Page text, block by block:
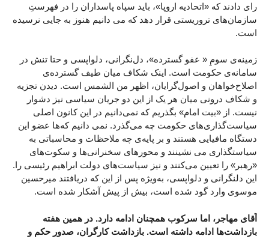
رای دادند که «اتحادیه اروپا»، باید سپاه پاسداران را در فهرستِ
سازمان‌های تروریستی قرار دهد که می دانیم هنوز به جایی نرسیده
است.
زمینه‌ی سومِ « عفو گسترده»، دل‌نگرانی، دلواپسی و حتا تنش در
سامانه‌ی حکومت است. اینک شکاف میان طیف گسترده‌ی
اصلاح‌خواهان و اصول‌گرایان، اظهر من الشمس است. دیدن تجزیه‌
و شکاف درونی میان هر یک از این دو جریان سیاسی نیز دشوار
نیست. از «بیت امام» بگذریم که نمی‌دانیم در این کانون اصلی
سیاست‌گذاری‌های حکومت چه می‌گذرد. نمی دانیم که‌ها عضو این
دستگاه مافیایی هستند و بر پایه‌ی چه ملاحظات و محاسباتی به
سیاستگذاری می نشینند و محورهای سخنرانی‌ها و سکوت‌های
«رهبر» را تعیین می‌کنند و نیز سیاست‌های دولت ابراهیم رئیسی را.
این دلنگرانی و دلواپسی، به‌ویژه پس از این که دریافتند میرحسین
موسوی وارد گود شده است، بیش از پیش آشکار شده است.
آقای مهاجر، اما سرکوب همچنان ادامه دارد. در همین هفته
بازداشت‌ها ادامه داشته است. بازداشت کارگران، صدور حکم و